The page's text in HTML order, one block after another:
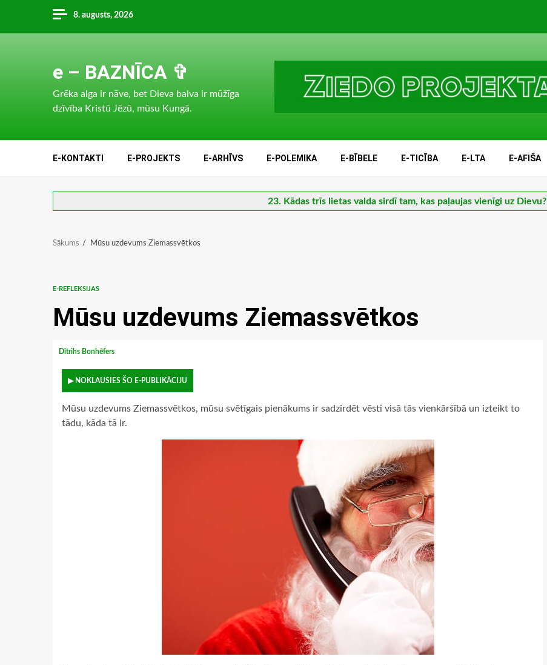
content
8. augusts, 2026
e – BAZNĪCA ✞
Grēka alga ir nāve, bet Dieva balva ir mūžīga
dzīvība Kristū Jēzū, mūsu Kungā.
E-KONTAKTI E-PROJEKTS E-ARHĪVS E-POLEMIKA E-BĪBELE E-TICĪBA E-LTA E-AFIŠA
23. Kādas trīs lietas valda sirdī tam, kas paļaujas vienīgi uz Dievu?
Sākums Mūsu uzdevums Ziemassvētkos
E-REFLEKSIJAS
Mūsu uzdevums Ziemassvētkos
Dītrihs Bonhēfers
▶ NOKLAUSIES ŠO E-PUBLIKĀCIJU
Mūsu uzdevums Ziemassvētkos, mūsu svētīgais pienākums ir sadzirdēt vēsti visā tās vienkāršībā un izteikt to
tādu, kāda tā ir.